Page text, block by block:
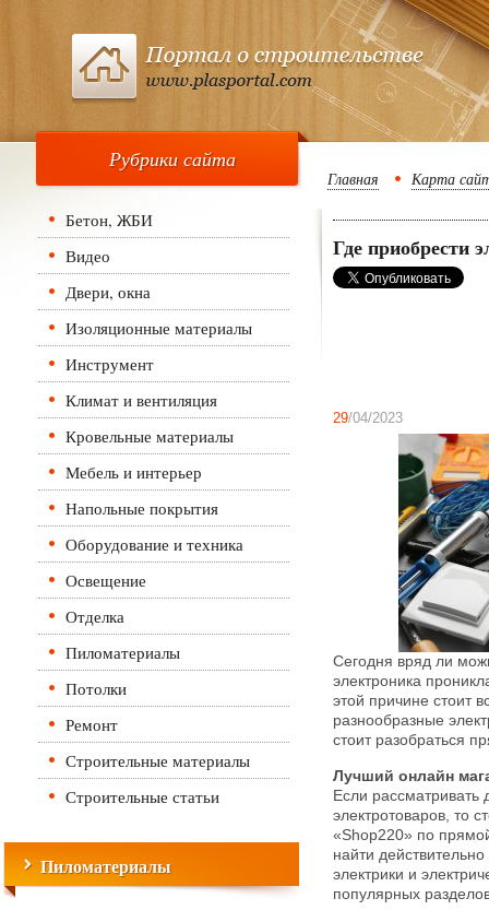
Рубрики сайта
Бетон, ЖБИ
Видео
Двери, окна
Изоляционные материалы
Инструмент
Климат и вентиляция
Кровельные материалы
Мебель и интерьер
Напольные покрытия
Оборудование и техника
Освещение
Отделка
Пиломатериалы
Потолки
Ремонт
Строительные материалы
Строительные статьи
Пиломатериалы
Главная Карта
Где приобрести
29/04/2023
Сегодня вряд ли
электроника
этой причине стоит
разнообразные
стоит разобраться
Лучший онлайн
Если рассматривать
электротоваров, то
«Shop220» по
найти
электрики и
популярных